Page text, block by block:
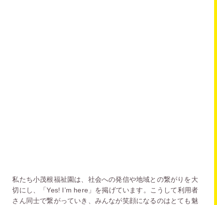
私たち小茂根福祉園は、社会への発信や地域との繋がりを大
切にし、「Yes! I’m here」を掲げています。こうして利用者
さん同士で繋がっていき、みんなが笑顔になるのはとても魅